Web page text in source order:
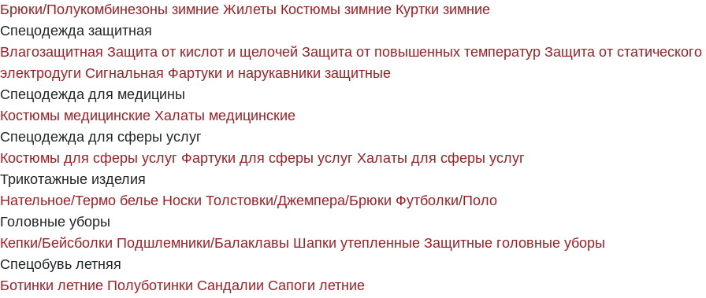
Брюки/Полукомбинезоны зимние Жилеты Костюмы зимние Куртки зимние
Спецодежда защитная
Влагозащитная Защита от кислот и щелочей Защита от повышенных температур Защита от статического
электродуги Сигнальная Фартуки и нарукавники защитные
Спецодежда для медицины
Костюмы медицинские Халаты медицинские
Спецодежда для сферы услуг
Костюмы для сферы услуг Фартуки для сферы услуг Халаты для сферы услуг
Трикотажные изделия
Нательное/Термо белье Носки Толстовки/Джемпера/Брюки Футболки/Поло
Головные уборы
Кепки/Бейсболки Подшлемники/Балаклавы Шапки утепленные Защитные головные уборы
Спецобувь летняя
Ботинки летние Полуботинки Сандалии Сапоги летние